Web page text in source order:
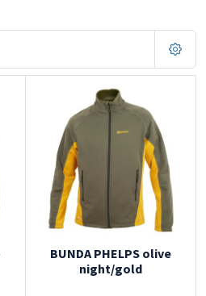
BUNDA PHELPS olive
night/gold